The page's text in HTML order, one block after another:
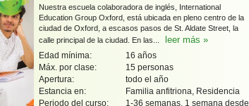
Nuestra escuela colaboradora de inglés, International
Education Group Oxford, está ubicada en pleno centro de la
ciudad de Oxford, a escasos pasos de St. Aldate Street, la
calle principal de la ciudad. En las...
leer más »
Edad mínima:
16 años
Máx. por clase:
15 personas
Apertura:
todo el año
Estancia en:
Familia anfitriona, Residencia
Periodo del curso:
1-36 semanas, 1 semana desde